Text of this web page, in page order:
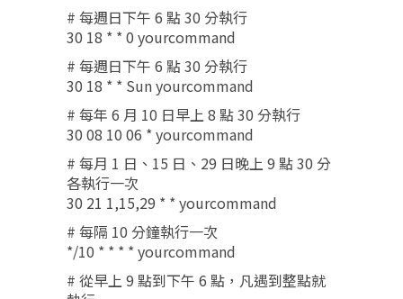
# 每週日下午 6 點 30 分執行
30 18 * * 0 yourcommand
# 每週日下午 6 點 30 分執行
30 18 * * Sun yourcommand
# 每年 6 月 10 日早上 8 點 30 分執行
30 08 10 06 * yourcommand
# 每月 1 日、15 日、29 日晚上 9 點 30 分
各執行一次
30 21 1,15,29 * * yourcommand
# 每隔 10 分鐘執行一次
*/10 * * * * yourcommand
# 從早上 9 點到下午 6 點，凡遇到整點就